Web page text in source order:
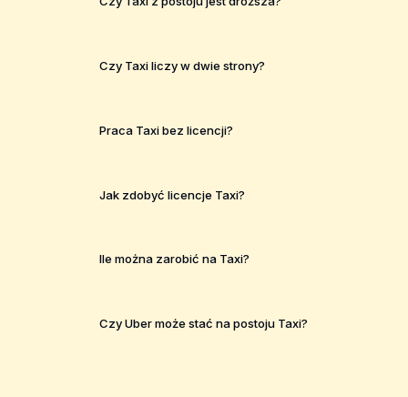
Czy Taxi liczy w dwie strony?
Praca Taxi bez licencji?
Jak zdobyć licencje Taxi?
Ile można zarobić na Taxi?
Czy Uber może stać na postoju Taxi?